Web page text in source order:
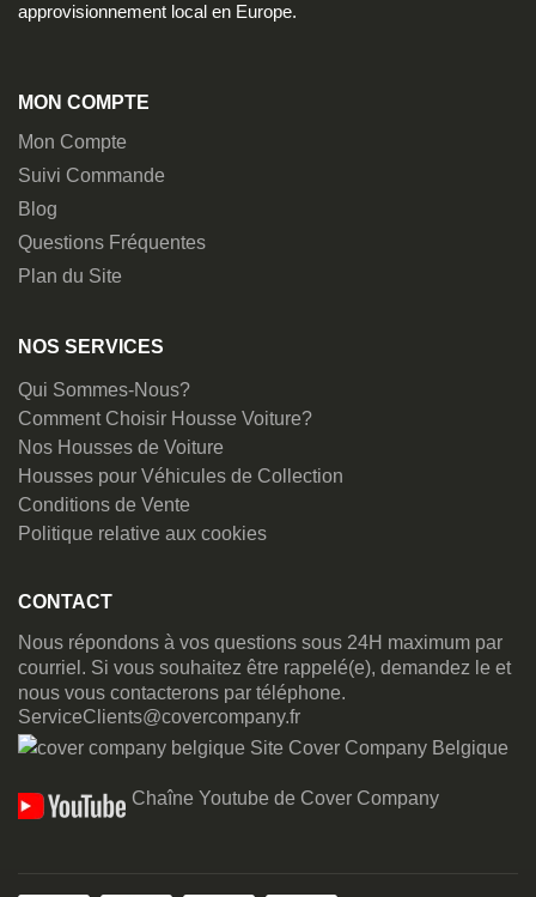
approvisionnement local en Europe.
MON COMPTE
Mon Compte
Suivi Commande
Blog
Questions Fréquentes
Plan du Site
NOS SERVICES
Qui Sommes-Nous?
Comment Choisir Housse Voiture?
Nos Housses de Voiture
Housses pour Véhicules de Collection
Conditions de Vente
Politique relative aux cookies
CONTACT
Nous répondons à vos questions sous 24H maximum par
courriel. Si vous souhaitez être rappelé(e), demandez le et
nous vous contacterons par téléphone.
ServiceClients@covercompany.fr
Site Cover Company Belgique
Chaîne Youtube de Cover Company